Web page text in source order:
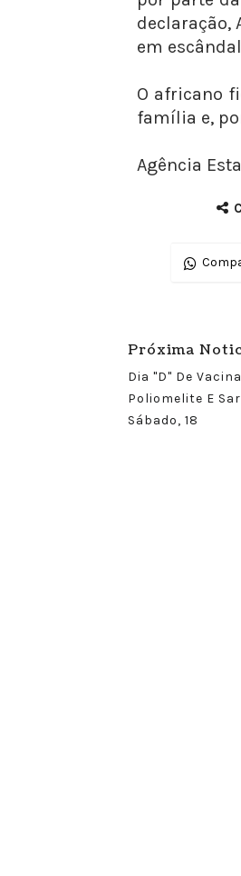
declaração,
em
O africano
família e,
Agência
Próxima
Dia "D" De
Poliomelite E
Sábado, 18